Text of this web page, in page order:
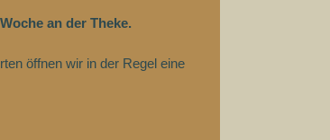
an der Theke.
öffnen wir in der Regel eine